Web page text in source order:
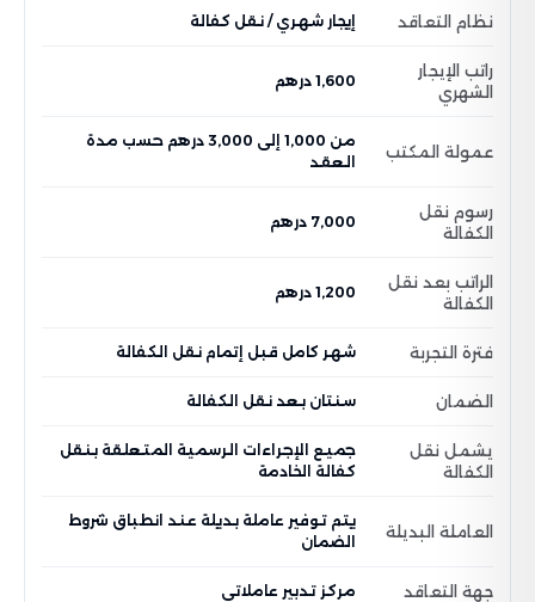
نظام التعاقد إيجار شهري / نقل كفالة
راتب الإيجار
الشهري
1,600 درهم
عمولة المكتب
من 1,000 إلى 3,000 درهم حسب مدة
العقد
رسوم نقل
الكفالة
7,000 درهم
الراتب بعد نقل
الكفالة
1,200 درهم
فترة التجربة شهر كامل قبل إتمام نقل الكفالة
الضمان سنتان بعد نقل الكفالة
يشمل نقل
الكفالة
جميع الإجراءات الرسمية المتعلقة بنقل
كفالة الخادمة
العاملة البديلة
يتم توفير عاملة بديلة عند انطباق شروط
الضمان
جهة التعاقد مركز تدبير عاملاتي